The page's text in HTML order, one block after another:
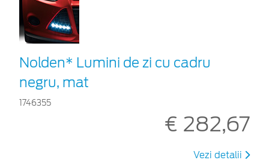
Nolden* Lumini de zi cu cadru
negru, mat
1746355
€ 282,67
Vezi detalii